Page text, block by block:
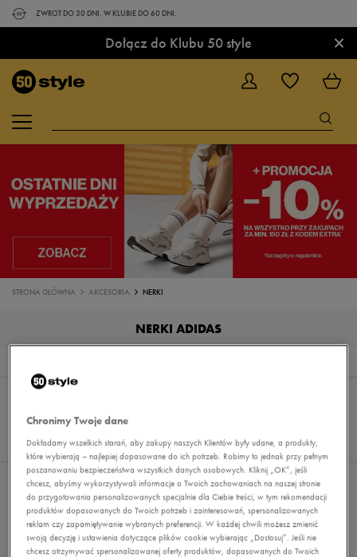
ZWROT DO 30 DNI. W KLUBIE DO 60 DNI.
Dołącz do Klubu 50 style ×
STRONA GŁÓWNA AKCESORIA NERKI
NERKI ADIDAS
Sortuj:
z 0
Nie wybrano filtrów
Chronimy Twoje dane
Dokładamy wszelkich starań, aby zakupy naszych Klientów były udane, a produkty,
które wybierają – najlepiej dopasowane do ich potrzeb. Robimy to jednak przy pełnym
poszanowaniu bezpieczeństwa wszystkich danych osobowych. Kliknij „OK”, jeśli
chcesz, abyśmy wykorzystywali informacje o Twoich zachowaniach na naszej stronie
do przygotowania personalizowanych specjalnie dla Ciebie treści, w tym rekomendacji
produktów dopasowanych do Twoich potrzeb i zainteresowań, spersonalizowanych
reklam czy zapamiętywanie wybranych preferencji. W każdej chwili możesz zmienić
swoją decyzję i ustawienia dotyczące plików cookie wybierając „Dostosuj”. Jeśli nie
chcesz otrzymywać spersonalizowanej oferty produktów, dopasowanych do Twoich